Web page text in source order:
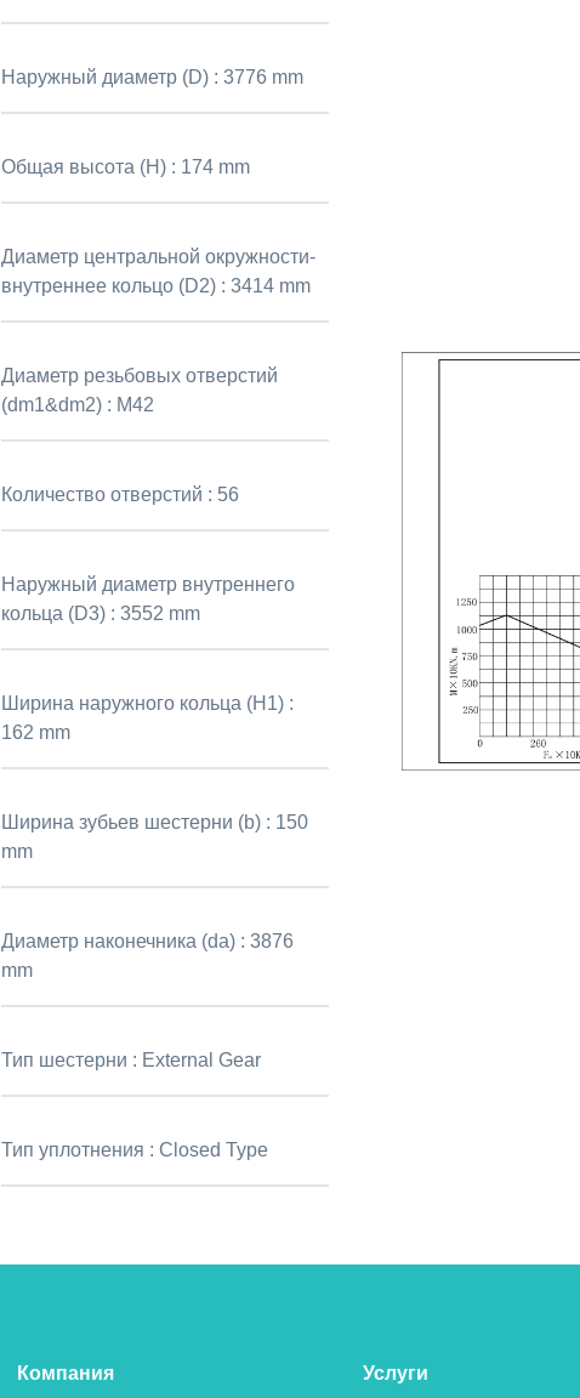
Наружный диаметр (D) : 3776 mm
Общая высота (H) : 174 mm
Диаметр центральной окружности-
внутреннее кольцо (D2) : 3414 mm
Диаметр резьбовых отверстий
(dm1&dm2) : M42
Количество отверстий : 56
Наружный диаметр внутреннего
кольца (D3) : 3552 mm
Ширина наружного кольца (H1) :
162 mm
Ширина зубьев шестерни (b) : 150
mm
Диаметр наконечника (da) : 3876
mm
Тип шестерни : External Gear
Тип уплотнения : Closed Type
Компания Услуги